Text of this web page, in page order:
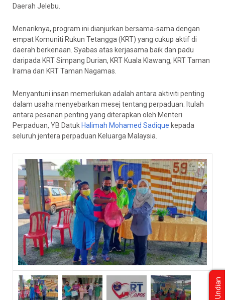
Daerah Jelebu.
Menariknya, program ini dianjurkan bersama-sama dengan
empat Komuniti Rukun Tetangga (KRT) yang cukup aktif di
daerah berkenaan. Syabas atas kerjasama baik dan padu
daripada KRT Simpang Durian, KRT Kuala Klawang, KRT Taman
Irama dan KRT Taman Nagamas.
Menyantuni insan memerlukan adalah antara aktiviti penting
dalam usaha menyebarkan mesej tentang perpaduan. Itulah
antara pesanan penting yang diterapkan oleh Menteri
Perpaduan, YB DatukHalimah Mohamed Sadique kepada
seluruh jentera perpaduan Keluarga Malaysia.
Undian